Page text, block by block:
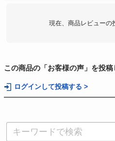
現在、商品レビューの
この商品の「お客様の声」を投稿
ログインして投稿する >